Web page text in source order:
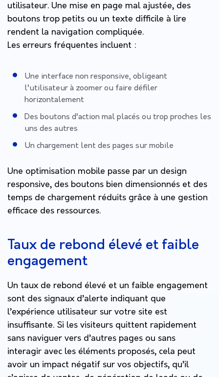
utilisateur. Une mise en page mal ajustée, des
boutons trop petits ou un texte difficile à lire
rendent la navigation compliquée.
Les erreurs fréquentes incluent :
Une interface non responsive, obligeant
l’utilisateur à zoomer ou faire défiler
horizontalement
Des boutons d’action mal placés ou trop proches les
uns des autres
Un chargement lent des pages sur mobile
Une optimisation mobile passe par un design
responsive, des boutons bien dimensionnés et des
temps de chargement réduits grâce à une gestion
efficace des ressources.
Taux de rebond élevé et faible
engagement
Un taux de rebond élevé et un faible engagement
sont des signaux d’alerte indiquant que
l’expérience utilisateur sur votre site est
insuffisante. Si les visiteurs quittent rapidement
sans naviguer vers d’autres pages ou sans
interagir avec les éléments proposés, cela peut
avoir un impact négatif sur vos objectifs, qu’il